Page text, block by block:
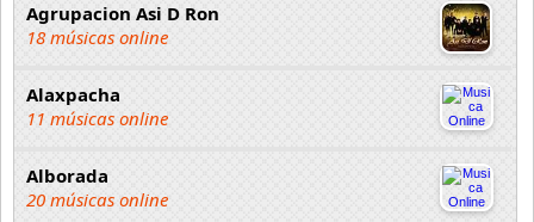
Agrupacion Asi D Ron
18 músicas online
Alaxpacha
11 músicas online
Alborada
20 músicas online